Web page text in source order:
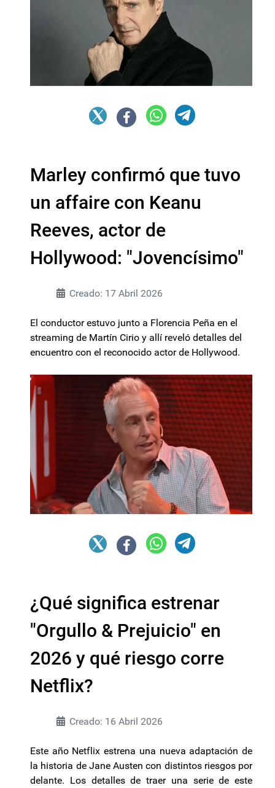
Marley confirmó que tuvo
un affaire con Keanu
Reeves, actor de
Hollywood: "Jovencísimo"
Creado: 17 Abril 2026
El conductor estuvo junto a Florencia Peña en el
streaming de Martín Cirio y allí reveló detalles del
encuentro con el reconocido actor de Hollywood.
¿Qué significa estrenar
"Orgullo & Prejuicio" en
2026 y qué riesgo corre
Netflix?
Creado: 16 Abril 2026
Este año Netflix estrena una nueva adaptación de
la historia de Jane Austen con distintos riesgos por
delante. Los detalles de traer una serie de este